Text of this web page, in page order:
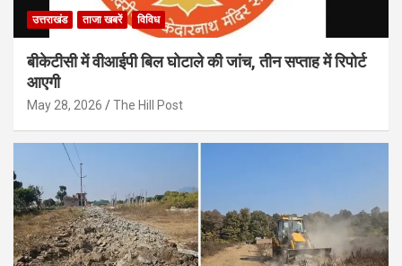
उत्तराखंड ताजा खबरें विविध
बीकेटीसी में वीआईपी बिल घोटाले की जांच, तीन सप्ताह में रिपोर्ट
आएगी
May 28, 2026 The Hill Post